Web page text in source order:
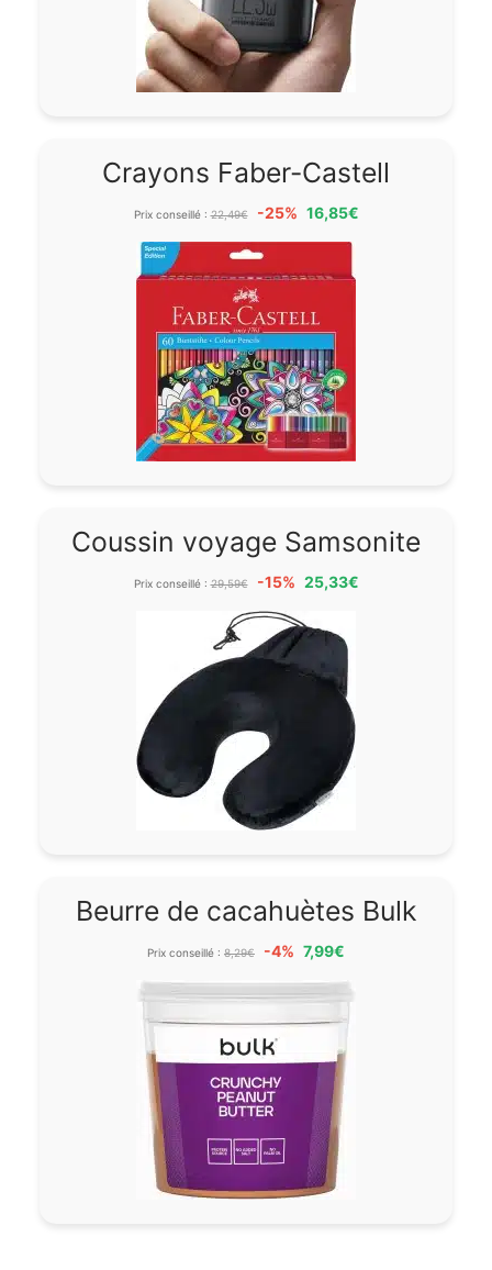
Crayons Faber-Castell
Prix conseillé :22,49€ -25% 16,85€
Coussin voyage Samsonite
Prix conseillé :29,59€ -15% 25,33€
Beurre de cacahuètes Bulk
Prix conseillé : 8,29€ -4% 7,99€